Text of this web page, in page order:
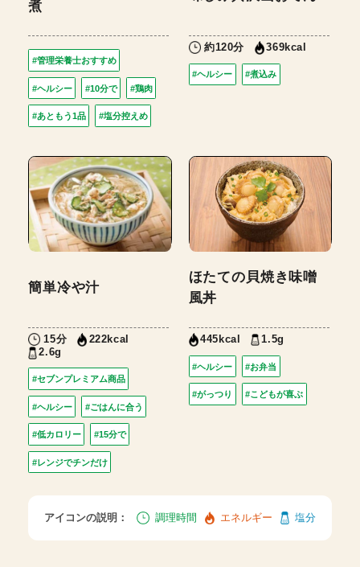
煮
#管理栄養士おすすめ
#ヘルシー #10分で #鶏肉
#あともう1品 #塩分控えめ
約120分 369kcal
#ヘルシー #煮込み
簡単冷や汁
15分
222kcal
2.6g
#セブンプレミアム商品
#ヘルシー #ごはんに合う
#低カロリー #15分で
#レンジでチンだけ
ほたての貝焼き味噌
風丼
445kcal 1.5g
#ヘルシー #お弁当
#がっつり #こどもが喜ぶ
アイコンの説明： 調理時間 エネルギー 塩分